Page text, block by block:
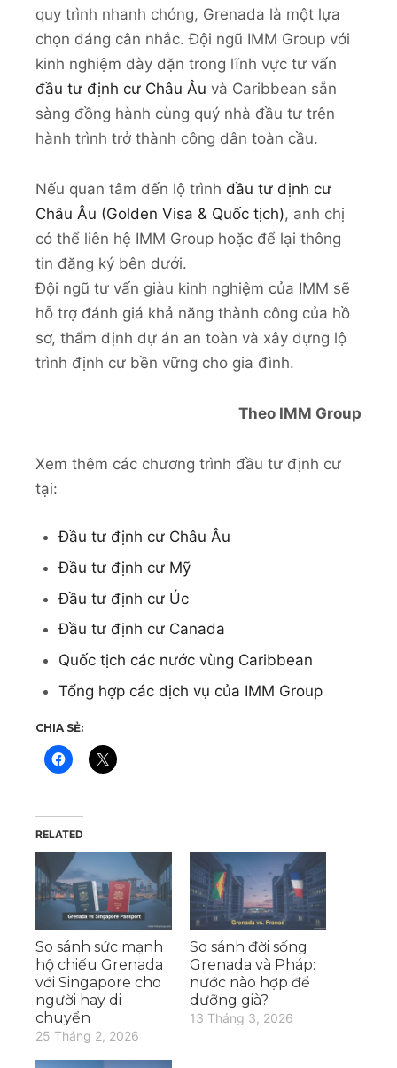
quy trình nhanh chóng, Grenada là một lựa
chọn đáng cân nhắc. Đội ngũ IMM Group với
kinh nghiệm dày dặn trong lĩnh vực tư vấn
đầu tư định cư Châu Âu và Caribbean sẵn
sàng đồng hành cùng quý nhà đầu tư trên
hành trình trở thành công dân toàn cầu.
Nếu quan tâm đến lộ trình đầu tư định cư
Châu Âu (Golden Visa & Quốc tịch), anh chị
có thể liên hệ IMM Group hoặc để lại thông
tin đăng ký bên dưới.
Đội ngũ tư vấn giàu kinh nghiệm của IMM sẽ
hỗ trợ đánh giá khả năng thành công của hồ
sơ, thẩm định dự án an toàn và xây dựng lộ
trình định cư bền vững cho gia đình.
Theo IMM Group
Xem thêm các chương trình đầu tư định cư
tại:
Đầu tư định cư Châu Âu
Đầu tư định cư Mỹ
Đầu tư định cư Úc
Đầu tư định cư Canada
Quốc tịch các nước vùng Caribbean
Tổng hợp các dịch vụ của IMM Group
CHIA SẺ:
RELATED
So sánh sức mạnh
hộ chiếu Grenada
với Singapore cho
người hay di
chuyển
25 Tháng 2, 2026
So sánh đời sống
Grenada và Pháp:
nước nào hợp để
dưỡng già?
13 Tháng 3, 2026